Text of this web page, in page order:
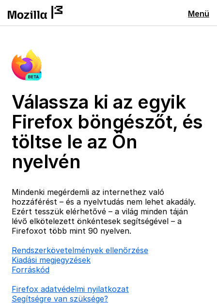
Menü
Válassza ki az egyik
Firefox böngészőt, és
töltse le az Ön
nyelvén
Mindenki megérdemli az internethez való
hozzáférést – és a nyelvtudás nem lehet akadály.
Ezért tesszük elérhetővé – a világ minden táján
lévő elkötelezett önkéntesek segítségével – a
Firefoxot több mint 90 nyelven.
Rendszerkövetelmények ellenőrzése
Kiadási megjegyzések
Forráskód
Firefox adatvédelmi nyilatkozat
Segítségre van szüksége?